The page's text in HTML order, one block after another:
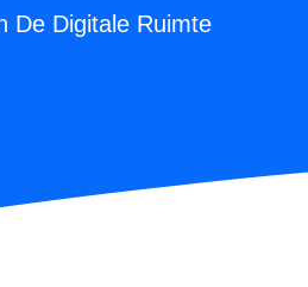
De Digitale Ruimte